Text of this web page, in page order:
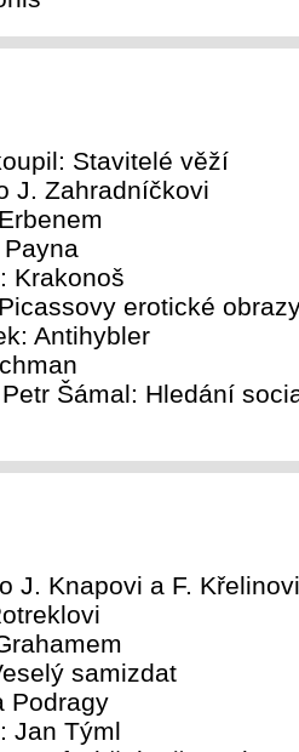
Stavitelé věží
J. Zahradníčkovi
Payna
Krakonoš
erotické
Antihybler
Šámal: Hledání
J. Knapovi a F. Křelinovi
samizdat
Podragy
Jan Týml